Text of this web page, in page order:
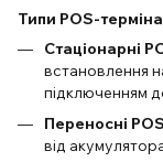
Типи POS-
Стаціонарні
встановлення
підключенням
Переносні
від